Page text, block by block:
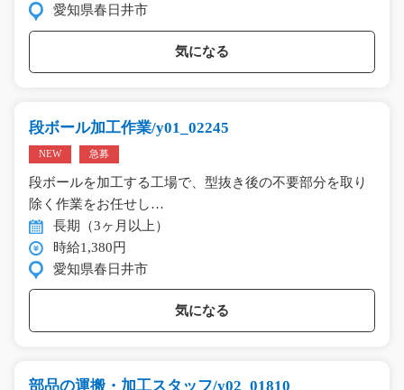
愛知県春日井市
気になる
段ボール加工作業/y01_02245
NEW 急募
段ボールを加工する工場で、型抜き後の不要部分を取り
除く作業をお任せし…
長期（3ヶ月以上）
時給1,380円
愛知県春日井市
気になる
部品の運搬・加工スタッフ/y02_01810